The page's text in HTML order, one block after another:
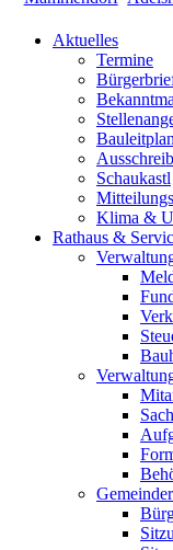
Aktuelles
Termine
Schaukastl
Klima &
Rathaus &